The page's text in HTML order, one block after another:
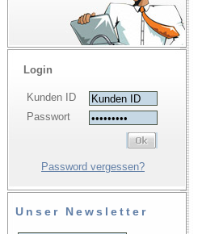
Login
Kunden ID
Passwort
Password vergessen?
Unser Newsletter